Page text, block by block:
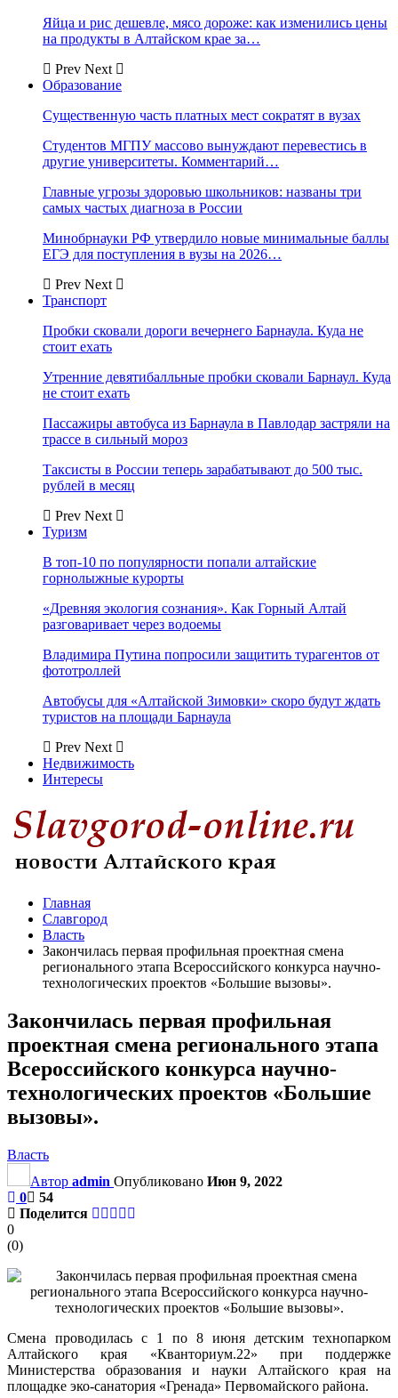
Яйца и рис дешевле, мясо дороже: как изменились цены
на продукты в Алтайском крае за…
Prev Next
Образование
Существенную часть платных мест сократят в вузах
Студентов МГПУ массово вынуждают перевестись в
другие университеты. Комментарий…
Главные угрозы здоровью школьников: названы три
самых частых диагноза в России
Минобрнауки РФ утвердило новые минимальные баллы
ЕГЭ для поступления в вузы на 2026…
Prev Next
Транспорт
Пробки сковали дороги вечернего Барнаула. Куда не
стоит ехать
Утренние девятибалльные пробки сковали Барнаул. Куда
не стоит ехать
Пассажиры автобуса из Барнаула в Павлодар застряли на
трассе в сильный мороз
Таксисты в России теперь зарабатывают до 500 тыс.
рублей в месяц
Prev Next
Туризм
В топ-10 по популярности попали алтайские
горнолыжные курорты
«Древняя экология сознания». Как Горный Алтай
разговаривает через водоемы
Владимира Путина попросили защитить турагентов от
фототроллей
Автобусы для «Алтайской Зимовки» скоро будут ждать
туристов на площади Барнаула
Prev Next
Недвижимость
Интересы
Главная
Славгород
Власть
Закончилась первая профильная проектная смена
регионального этапа Всероссийского конкурса научно-
технологических проектов «Большие вызовы».
Закончилась первая профильная
проектная смена регионального этапа
Всероссийского конкурса научно-
технологических проектов «Большие
вызовы».
Власть
Автор admin Опубликовано Июн 9, 2022
0
54
Поделится
0
(0)
Смена проводилась с 1 по 8 июня детским технопарком
Алтайского края «Кванториум.22» при поддержке
Министерства образования и науки Алтайского края на
площадке эко-санатория «Гренада» Первомайского района.